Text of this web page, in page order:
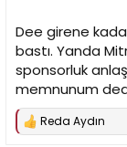
Dee girene
bastı. Yanda
sponsorluk
memnunum
T
Reda Aydın